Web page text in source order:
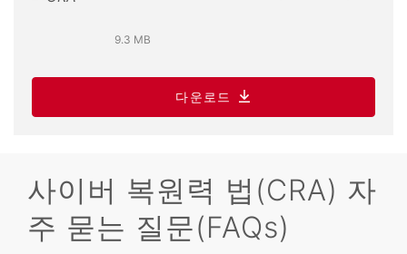
9.3 MB
다운로드
사이버 복원력 법(CRA) 자
주 묻는 질문(FAQs)